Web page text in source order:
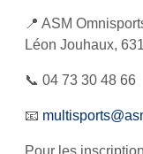
📍 ASM
Léon Jouhaux,
📞 04 73 30 48 66
📧
Pour les